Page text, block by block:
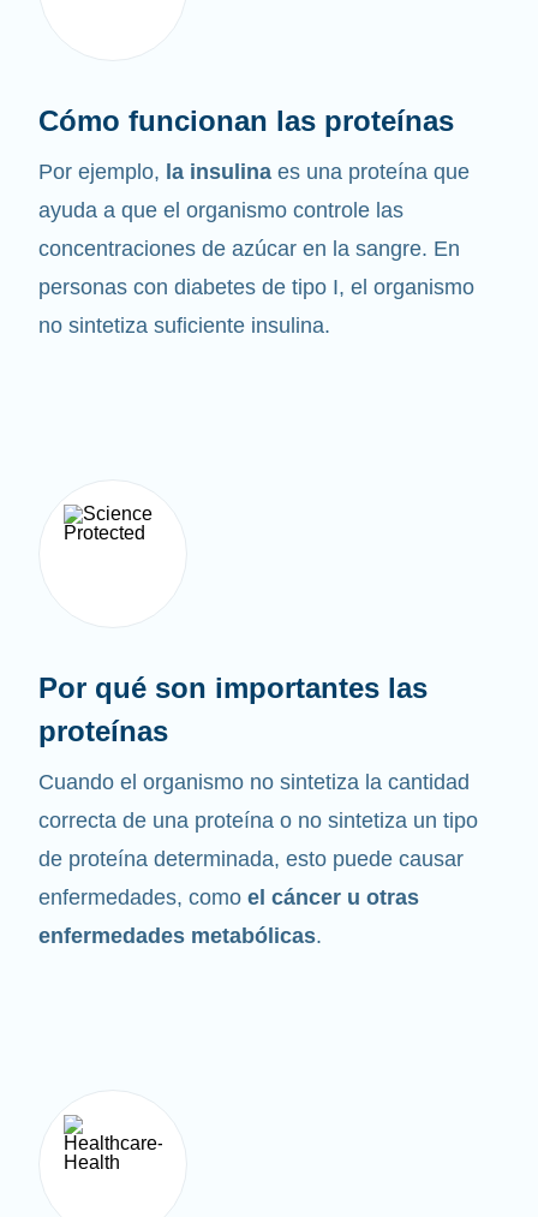
Cómo funcionan las proteínas
Por ejemplo, la insulina es una proteína que
ayuda a que el organismo controle las
concentraciones de azúcar en la sangre. En
personas con diabetes de tipo I, el organismo
no sintetiza suficiente insulina.
Por qué son importantes las
proteínas
Cuando el organismo no sintetiza la cantidad
correcta de una proteína o no sintetiza un tipo
de proteína determinada, esto puede causar
enfermedades, como el cáncer u otras
enfermedades metabólicas.